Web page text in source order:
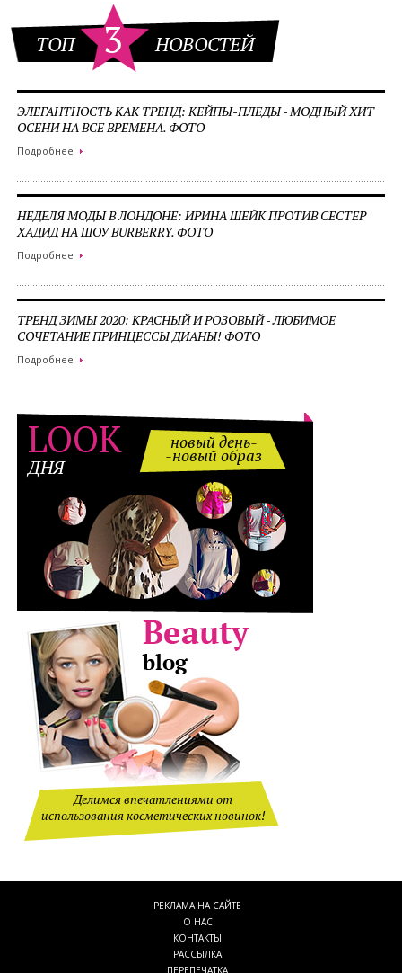
ТОП 3 НОВОСТЕЙ
ЭЛЕГАНТНОСТЬ КАК ТРЕНД: КЕЙПЫ-ПЛЕДЫ - МОДНЫЙ ХИТ
ОСЕНИ НА ВСЕ ВРЕМЕНА. ФОТО
Подробнее
НЕДЕЛЯ МОДЫ В ЛОНДОНЕ: ИРИНА ШЕЙК ПРОТИВ СЕСТЕР
ХАДИД НА ШОУ BURBERRY. ФОТО
Подробнее
ТРЕНД ЗИМЫ 2020: КРАСНЫЙ И РОЗОВЫЙ - ЛЮБИМОЕ
СОЧЕТАНИЕ ПРИНЦЕССЫ ДИАНЫ! ФОТО
Подробнее
LOOK
ДНЯ
новый день-
-новый образ
Делимся впечатлениями от
использования косметических новинок!
РЕКЛАМА НА САЙТЕ
О НАС
КОНТАКТЫ
РАССЫЛКА
ПЕРЕПЕЧАТКА